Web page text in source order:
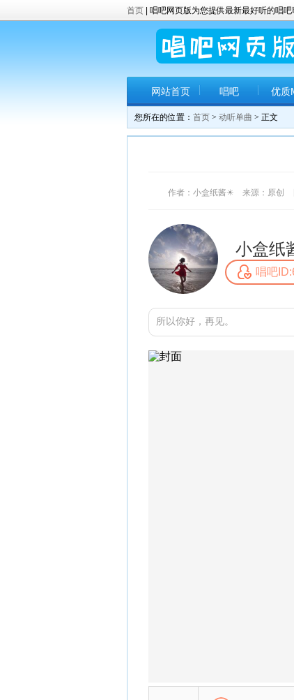
首页 | 唱吧网页版为您提供最新最好听的唱
网站首页 唱吧 优质
您所在的位置： 首页 > 动听单曲 > 正文
作者：小盒纸酱☀ 来源：原创
小盒纸
唱吧
所以你好，再见。